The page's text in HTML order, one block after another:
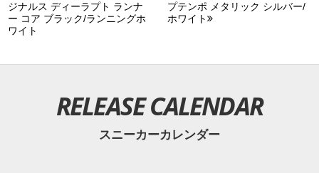
ジナルス ディーラプト ランナ
ー コア ブラック/ランニングホ
ワイト
プテンポ メタリック シルバー/
ホワイト
RELEASE CALENDAR
スニーカーカレンダー